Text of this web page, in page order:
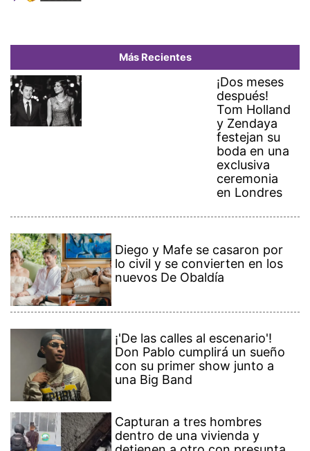
Más Recientes
¡Dos meses
después!
Tom Holland
y Zendaya
festejan su
boda en una
exclusiva
ceremonia
en Londres
Diego y Mafe se casaron por
lo civil y se convierten en los
nuevos De Obaldía
¡'De las calles al escenario'!
Don Pablo cumplirá un sueño
con su primer show junto a
una Big Band
Capturan a tres hombres
dentro de una vivienda y